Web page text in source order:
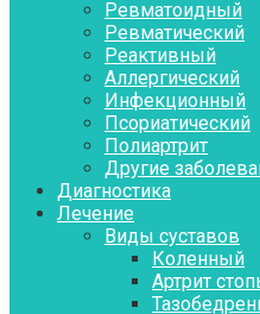
Ревматоидный
Ревматический
Реактивный
Аллергический
Инфекционный
Псориатический
Полиартрит
Другие
Диагностика
Лечение
Виды суставов
Коленный
Артрит